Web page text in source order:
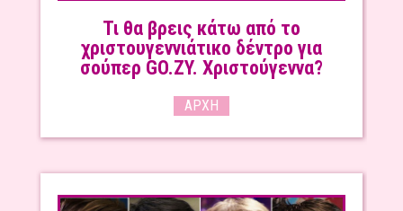
Τι θα βρεις κάτω από το
χριστουγεννιάτικο δέντρο για
σούπερ GO.ZY. Χριστούγεννα?
ΑΡΧΉ